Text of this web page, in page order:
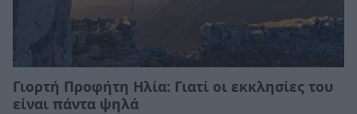
Γιορτή Προφήτη Ηλία: Γιατί οι εκκλησίες του
είναι πάντα ψηλά